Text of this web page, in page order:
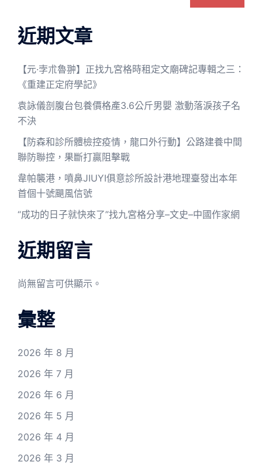
近期文章
【元·孛朮魯翀】正找九宮格時租定文廟碑記專輯之三：
《重建正定府學記》
袁詠儀剖腹台包養價格產3.6公斤男嬰 激動落淚孩子名
不決
【防森和診所體檢控疫情，龍口外行動】公路建養中間
聯防聯控，果斷打贏阻擊戰
韋帕襲港，噴鼻JIUYI俱意診所設計港地理臺發出本年
首個十號颶風信號
“成功的日子就快來了”找九宮格分享–文史–中國作家網
近期留言
尚無留言可供顯示。
彙整
2026 年 8 月
2026 年 7 月
2026 年 6 月
2026 年 5 月
2026 年 4 月
2026 年 3 月